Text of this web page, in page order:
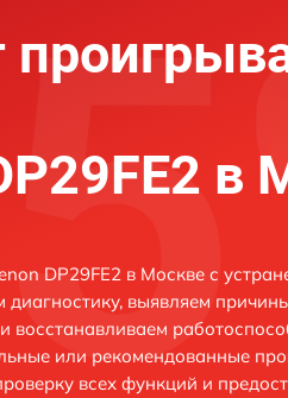
в
DP29FE2 в Москве с
выявляем
восстанавливаем
или рекомендованные
всех функций и